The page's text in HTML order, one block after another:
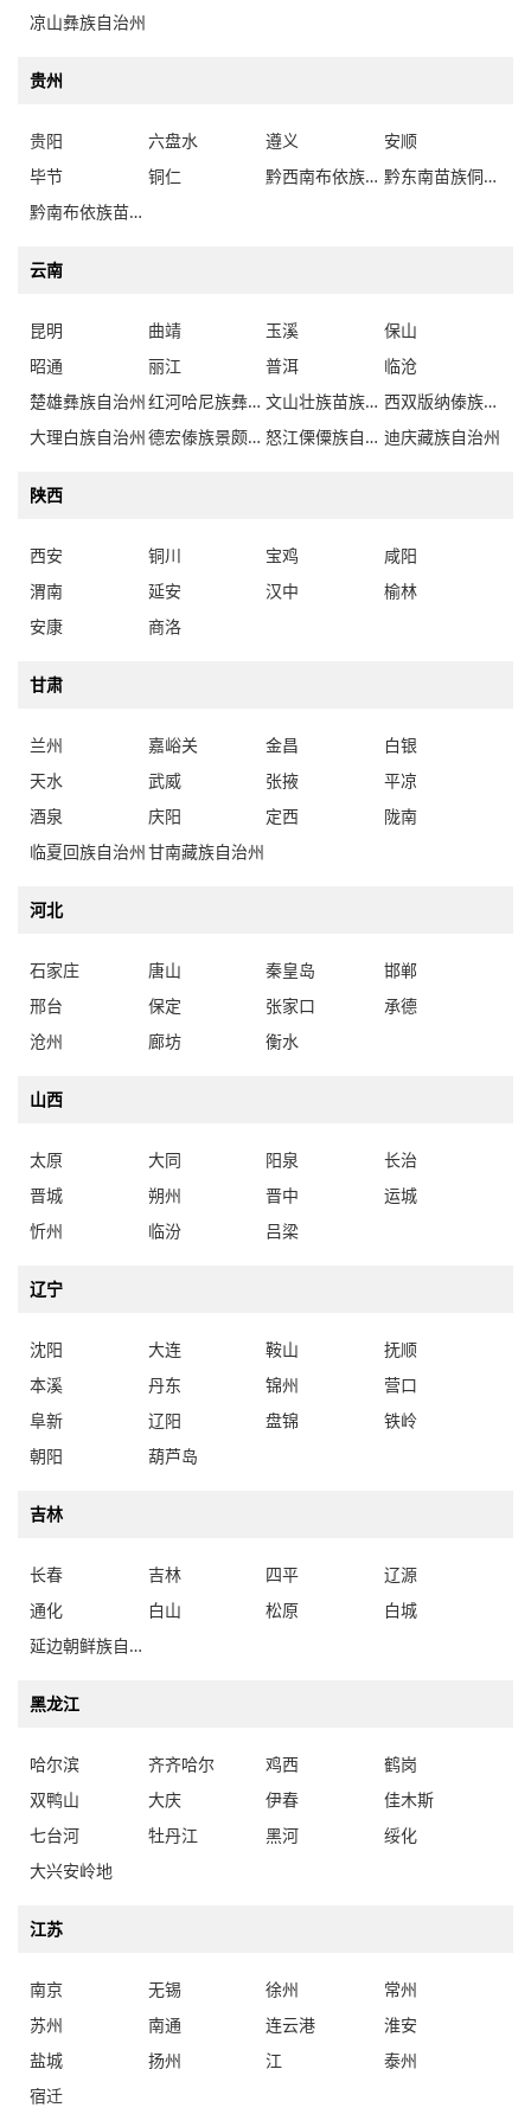
凉山彝族自治州
贵州
贵阳 六盘水 遵义
安顺
毕节
铜仁 黔西南布依族苗族自治州
黔东南苗族侗族自治州
黔南布依族苗族自治州
云南
昆明 曲靖 玉溪
保山
昭通
丽江 普洱
临沧
楚雄彝族自治州
红河哈尼族彝族自治州 文山壮族苗族自治州
西双版纳傣族自治州
大理白族自治州
德宏傣族景颇族自治州 怒江傈僳族自治州 迪庆藏族自治州
陕西
西安 铜川 宝鸡
咸阳
渭南
延安 汉中
榆林
安康
商洛
甘肃
兰州 嘉峪关 金昌
白银
天水
武威 张掖
平凉
酒泉
庆阳 定西
陇南
临夏回族自治州甘南藏族自治州
河北
石家庄 唐山 秦皇岛
邯郸
邢台
保定 张家口
承德
沧州
廊坊 衡水
山西
太原 大同 阳泉
长治
晋城
朔州 晋中
运城
忻州
临汾 吕梁
辽宁
沈阳 大连 鞍山
抚顺
本溪
丹东 锦州
营口
阜新
辽阳 盘锦
铁岭
朝阳
葫芦岛
吉林
长春 吉林 四平
辽源
通化
白山 松原
白城
延边朝鲜族自治州
黑龙江
哈尔滨 齐齐哈尔 鸡西
鹤岗
双鸭山
大庆 伊春
佳木斯
七台河
牡丹江 黑河
绥化
大兴安岭地
江苏
南京 无锡 徐州
常州
苏州
南通 连云港
淮安
盐城
扬州 江
泰州
宿迁